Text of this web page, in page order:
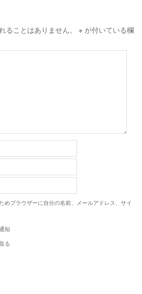
ることはありません。
※ が付いている欄
めブラウザーに自分の名前、メールアドレス、サイ
知
る